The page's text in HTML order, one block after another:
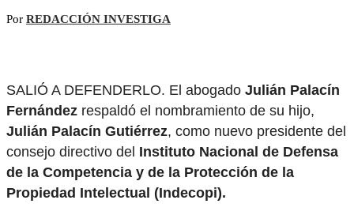
Por REDACCIÓN INVESTIGA
SALIÓ A DEFENDERLO. El abogado Julián Palacín
Fernández respaldó el nombramiento de su hijo,
Julián Palacín Gutiérrez, como nuevo presidente del
consejo directivo del Instituto Nacional de Defensa
de la Competencia y de la Protección de la
Propiedad Intelectual (Indecopi).